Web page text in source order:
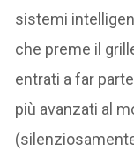
sistemi
che preme il
entrati a far
più avanzati al